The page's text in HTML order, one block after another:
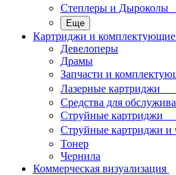
Степлеры и Дыроколы
Еще
Картриджи и комплектующие
Девелоперы
Драмы
Запчасти и
Лазерные картриджи
Средства для
Струйные картриджи
Струйные картриджи и
Тонер
Чернила
Коммерческая визуализация